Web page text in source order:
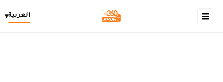
العربية▾